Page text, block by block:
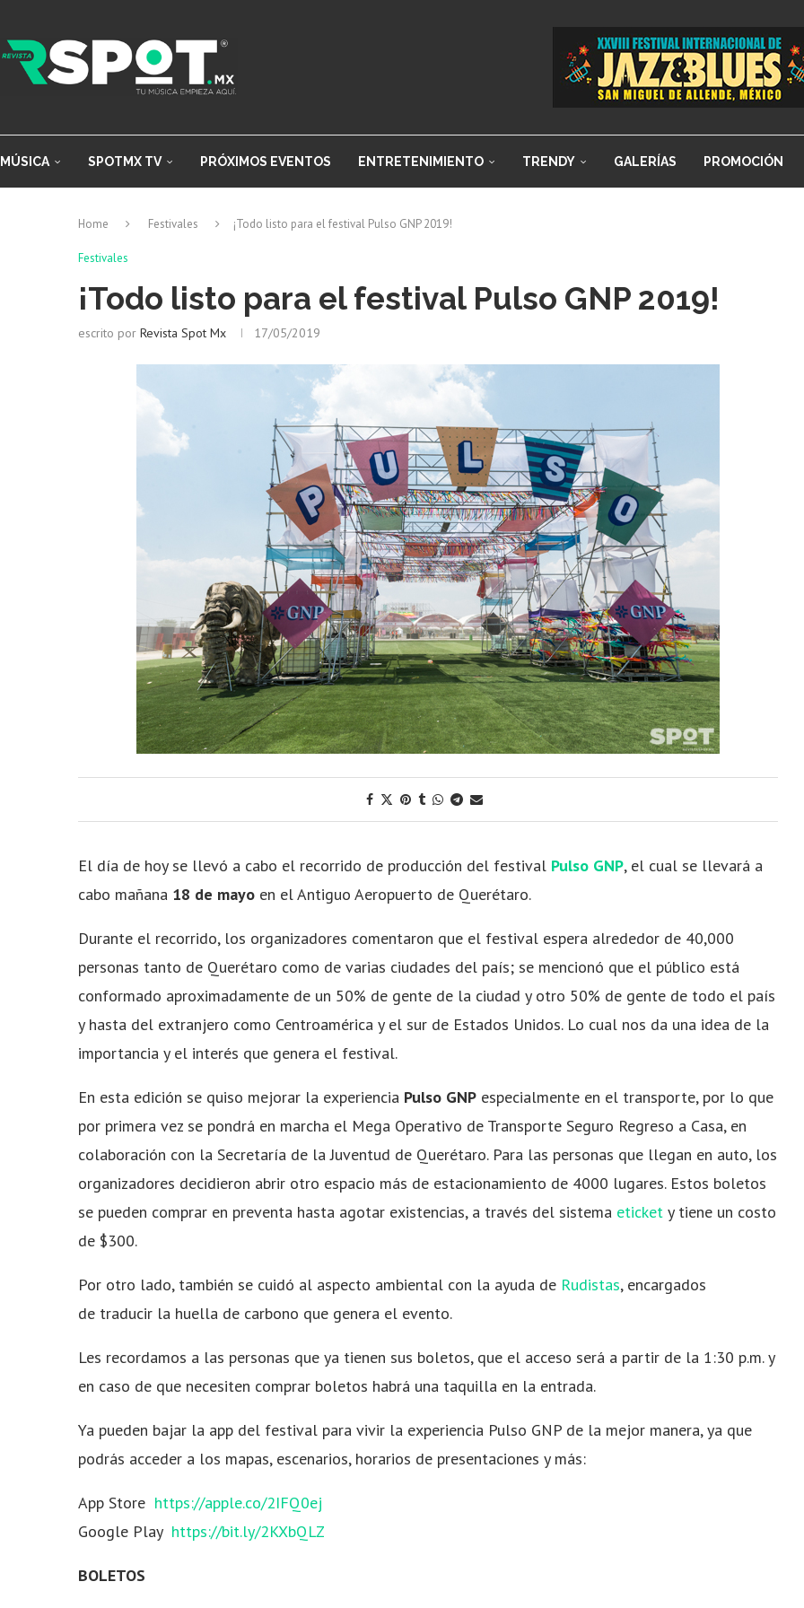
MÚSICA SPOTMX TV PRÓXIMOS EVENTOS ENTRETENIMIENTO TRENDY GALERÍAS PROMOCIÓN
Home Festivales ¡Todo listo para el festival Pulso GNP 2019!
Festivales
¡Todo listo para el festival Pulso GNP 2019!
escrito por Revista Spot Mx 17/05/2019
El día de hoy se llevó a cabo el recorrido de producción del festival Pulso GNP, el cual se llevará a
cabo mañana 18 de mayo en el Antiguo Aeropuerto de Querétaro.
Durante el recorrido, los organizadores comentaron que el festival espera alrededor de 40,000
personas tanto de Querétaro como de varias ciudades del país; se mencionó que el público está
conformado aproximadamente de un 50% de gente de la ciudad y otro 50% de gente de todo el país
y hasta del extranjero como Centroamérica y el sur de Estados Unidos. Lo cual nos da una idea de la
importancia y el interés que genera el festival.
En esta edición se quiso mejorar la experiencia Pulso GNP especialmente en el transporte, por lo que
por primera vez se pondrá en marcha el Mega Operativo de Transporte Seguro Regreso a Casa, en
colaboración con la Secretaría de la Juventud de Querétaro. Para las personas que llegan en auto, los
organizadores decidieron abrir otro espacio más de estacionamiento de 4000 lugares. Estos boletos
se pueden comprar en preventa hasta agotar existencias, a través del sistema eticket y tiene un costo
de $300.
Por otro lado, también se cuidó al aspecto ambiental con la ayuda de Rudistas, encargados
de traducir la huella de carbono que genera el evento.
Les recordamos a las personas que ya tienen sus boletos, que el acceso será a partir de la 1:30 p.m. y
en caso de que necesiten comprar boletos habrá una taquilla en la entrada.
Ya pueden bajar la app del festival para vivir la experiencia Pulso GNP de la mejor manera, ya que
podrás acceder a los mapas, escenarios, horarios de presentaciones y más:
App Store https://apple.co/2IFQ0ej
Google Play https://bit.ly/2KXbQLZ
BOLETOS